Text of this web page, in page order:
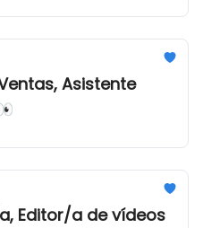
Asistente
Editor/a de vídeos